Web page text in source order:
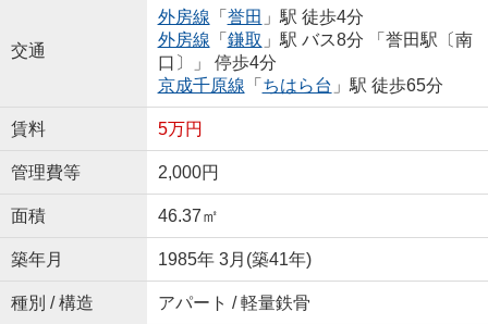
交通
外房線 「 誉田 」駅 徒歩4分
外房線 「 鎌取 」駅 バス8分 「誉田駅〔南
口〕」 停歩4分
京成千原線 「 ちはら台 」駅 徒歩65分
賃料 5万円
管理費等 2,000円
面積 46.37㎡
築年月 1985年 3月(築41年)
種別 / 構造 アパート / 軽量鉄骨